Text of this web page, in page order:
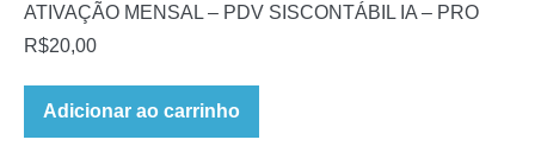
ATIVAÇÃO MENSAL – PDV SISCONTÁBIL IA – PRO
R$20,00
Adicionar ao carrinho